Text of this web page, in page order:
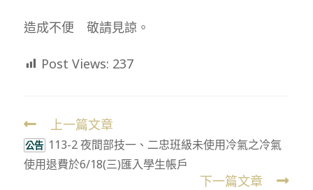
造成不便 敬請見諒。
Post Views: 237
Read
more
articles
上一篇文章
公告 113-2 夜間部技一、二忠班級未使用冷氣之冷氣
使用退費於6/18(三)匯入學生帳戶
下一篇文章